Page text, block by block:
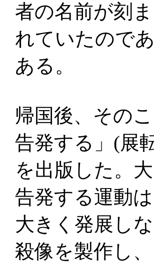
者の名前が刻ま
れていたので
ある。
帰国後、その
告発する」(展
を出版した。
告発する運動は
大きく発展し
殺像を製作し、